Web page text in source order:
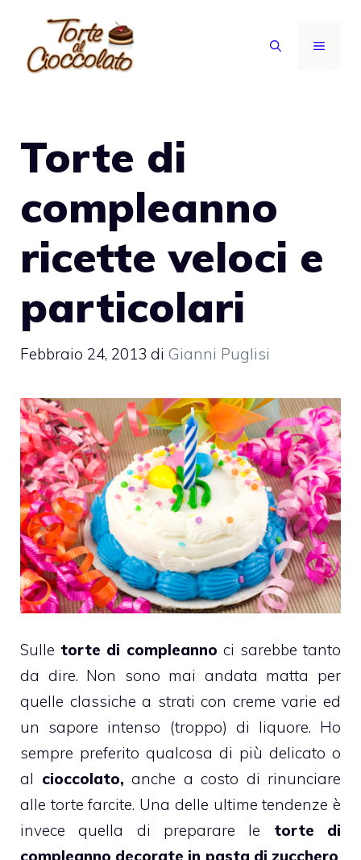
contenuto
MENU
Torte di
compleanno
ricette veloci e
particolari
Febbraio 24, 2013 di Gianni Puglisi
Sulle torte di compleanno ci sarebbe tanto
da dire. Non sono mai andata matta per
quelle classiche a strati con creme varie ed
un sapore intenso (troppo) di liquore. Ho
sempre preferito qualcosa di più delicato o
al cioccolato, anche a costo di rinunciare
alle torte farcite. Una delle ultime tendenze è
invece quella di preparare le torte di
compleanno decorate in pasta di zucchero.